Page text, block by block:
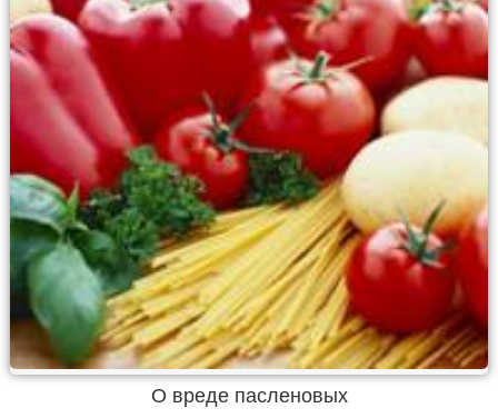
О вреде пасленовых